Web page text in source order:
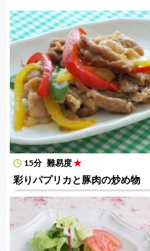
15分 難易度★
彩りパプリカと豚肉の炒め物